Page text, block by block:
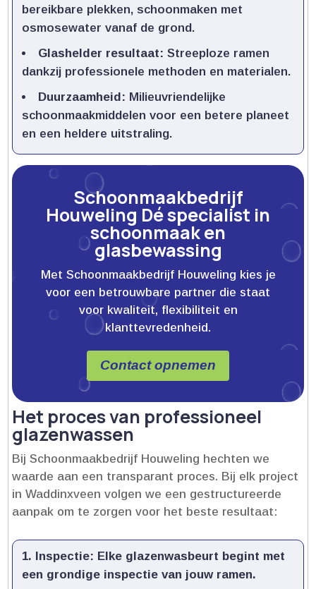
bereikbare plekken, schoonmaken met
osmosewater vanaf de grond.​
Glashelder resultaat: Streeploze ramen
dankzij professionele methoden en materialen.​
Duurzaamheid: Milieuvriendelijke
schoonmaakmiddelen voor een betere planeet
en een heldere uitstraling.​
Schoonmaakbedrijf
Houweling Dé specialist in
schoonmaak en
glasbewassing
Met Schoonmaakbedrijf Houweling kies je
voor een betrouwbare partner die staat
voor kwaliteit, flexibiliteit en
klanttevredenheid.
Contact opnemen
Het proces van professioneel
glazenwassen
Bij Schoonmaakbedrijf Houweling hechten we
waarde aan een transparant proces.​ Bij elk project
in Waddinxveen volgen we een gestructureerde
aanpak om te zorgen voor het beste resultaat:
Inspectie: Elke glazenwasbeurt begint met
een grondige inspectie van jouw ramen.​